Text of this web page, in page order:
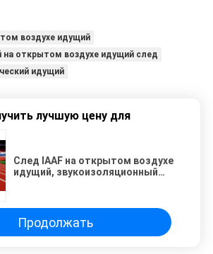
воздухе идущий
на открытом воздухе идущий след
идущий
лучшую цену для
След IAAF на открытом воздухе
идущий, звукоизоляционный
Продолжать